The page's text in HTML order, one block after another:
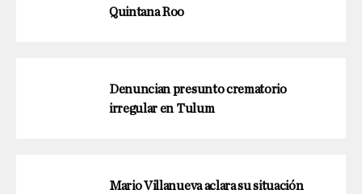
Quintana Roo
Denuncian presunto crematorio
irregular en Tulum
Mario Villanueva aclara su situación